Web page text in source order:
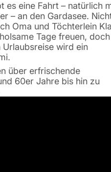
es eine Fahrt – natürlich
– an den Gardasee.
Oma und Töchterlein
Tage freuen, doch
wird ein
über erfrischende
60er Jahre bis hin zu